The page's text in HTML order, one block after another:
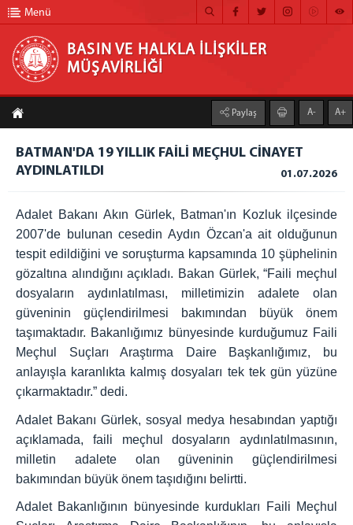
BASIN VE HALKLA İLİŞKİLER MÜŞAVİRLİĞİ
ANA SAYFA
MÜŞAVİRLİĞİMİZ
HABER ARŞİVİ
FOTOĞRAF ARŞİVİ
GÖRÜNTÜLÜ HABER
BÜLTEN
İLETİŞİM
Menü
BASIN VE HALKLA İLİŞKİLER
MÜŞAVİRLİĞİ
Paylaş A- A+
BATMAN'DA 19 YILLIK FAİLİ MEÇHUL CİNAYET
AYDINLATILDI
01.07.2026
Adalet Bakanı Akın Gürlek, Batman'ın Kozluk ilçesinde
2007'de bulunan cesedin Aydın Özcan'a ait olduğunun
tespit edildiğini ve soruşturma kapsamında 10 şüphelinin
gözaltına alındığını açıkladı. Bakan Gürlek, “Faili meçhul
dosyaların aydınlatılması, milletimizin adalete olan
güveninin güçlendirilmesi bakımından büyük önem
taşımaktadır. Bakanlığımız bünyesinde kurduğumuz Faili
Meçhul Suçları Araştırma Daire Başkanlığımız, bu
anlayışla karanlıkta kalmış dosyaları tek tek gün yüzüne
çıkarmaktadır.” dedi.
Adalet Bakanı Gürlek, sosyal medya hesabından yaptığı
açıklamada, faili meçhul dosyaların aydınlatılmasının,
milletin adalete olan güveninin güçlendirilmesi
bakımından büyük önem taşıdığını belirtti.
Adalet Bakanlığının bünyesinde kurdukları Faili Meçhul